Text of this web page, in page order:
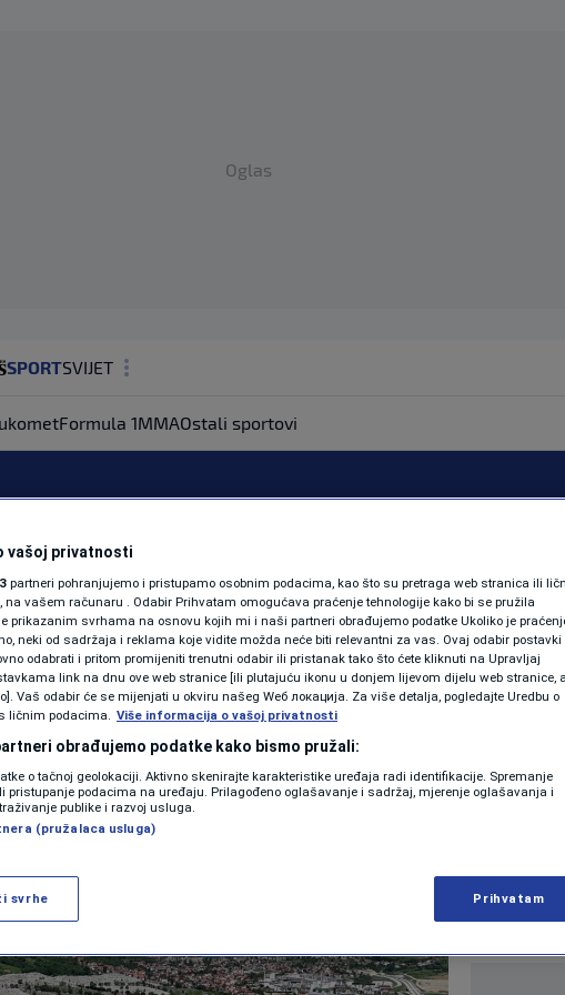
Oglas
SPORTSVIJET
ZDRAVLJE
SHOWBIZ
KOLUMNE
PODCAST
N1 SPECIJAL
FENOMENI
NEISTRAŽENO
VIRALNO
VIDEO
Formula 1MMAOstali sportovi
FK Sarajevo
novih igrača u
roka
NOGOMET | 0 komentara
Više
vašoj privatnosti
partneri pohranjujemo i pristupamo osobnim podacima, kao što su pretraga web stranica ili
na vašem računaru . Odabir Prihvatam omogućava praćenje tehnologije kako bi se pružila
prikazanim svrhama na osnovu kojih mi i naši partneri obrađujemo podatke Ukoliko je
neki od sadržaja i reklama koje vidite možda neće biti relevantni za vas. Ovaj odabir postavki
odabrati i pritom promijeniti trenutni odabir ili pristanak tako što ćete kliknuti na Upravljaj
link na dnu ove web stranice [ili plutajuću ikonu u donjem lijevom dijelu web stranice,
Vaš odabir će se mijenjati u okviru našeg Wеб локација. Za više detalja, pogledajte Uredbu o
ličnim podacima. Više informacija o vašoj privatnosti
obrađujemo podatke kako bismo pružali:
o tačnoj geolokaciji. Aktivno skenirajte karakteristike uređaja radi identifikacije. Spremanje
pristupanje podacima na uređaju. Prilagođeno oglašavanje i sadržaj, mjerenje oglašavanja i
publike i razvoj usluga.
(pružalaca usluga)
svrhe Prihvatam